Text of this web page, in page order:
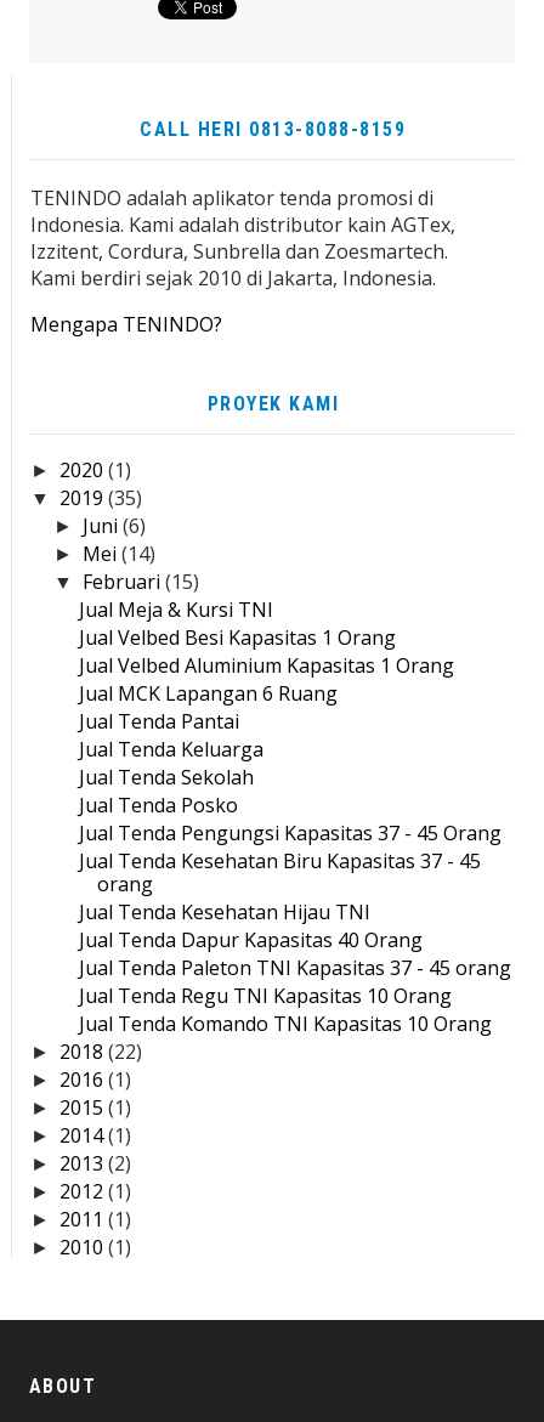
CALL HERI 0813-8088-8159
TENINDO adalah aplikator tenda promosi di
Indonesia. Kami adalah distributor kain AGTex,
Izzitent, Cordura, Sunbrella dan Zoesmartech.
Kami berdiri sejak 2010 di Jakarta, Indonesia.
Mengapa TENINDO?
PROYEK KAMI
► 2020 (1)
▼ 2019 (35)
► Juni(6)
► Mei(14)
▼ Februari(15)
Jual Meja & Kursi TNI
Jual Velbed Besi Kapasitas 1 Orang
Jual Velbed Aluminium Kapasitas 1 Orang
Jual MCK Lapangan 6 Ruang
Jual Tenda Pantai
Jual Tenda Keluarga
Jual Tenda Sekolah
Jual Tenda Posko
Jual Tenda Pengungsi Kapasitas 37 - 45 Orang
Jual Tenda Kesehatan Biru Kapasitas 37 - 45
orang
Jual Tenda Kesehatan Hijau TNI
Jual Tenda Dapur Kapasitas 40 Orang
Jual Tenda Paleton TNI Kapasitas 37 - 45 orang
Jual Tenda Regu TNI Kapasitas 10 Orang
Jual Tenda Komando TNI Kapasitas 10 Orang
► 2018 (22)
► 2016 (1)
► 2015 (1)
► 2014(1)
► 2013 (2)
► 2012 (1)
► 2011 (1)
► 2010 (1)
ABOUT